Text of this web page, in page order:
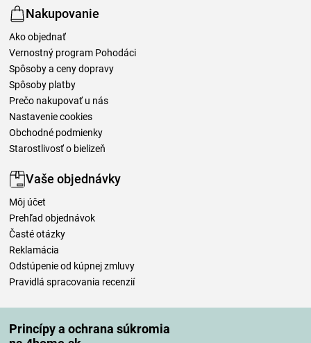
Princípy a ochrana súkromia
Nakupovanie
Ako objednať
Vernostný program Pohodáci
Spôsoby a ceny dopravy
Spôsoby platby
Prečo nakupovať u nás
Nastavenie cookies
Obchodné podmienky
Starostlivosť o bielizeň
Vaše objednávky
Môj účet
Prehľad objednávok
Časté otázky
Reklamácia
Odstúpenie od kúpnej zmluvy
Pravidlá spracovania recenzií